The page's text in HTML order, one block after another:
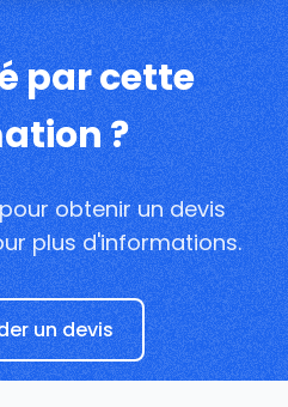
par cette
?
obtenir un devis
plus d'informations.
un devis